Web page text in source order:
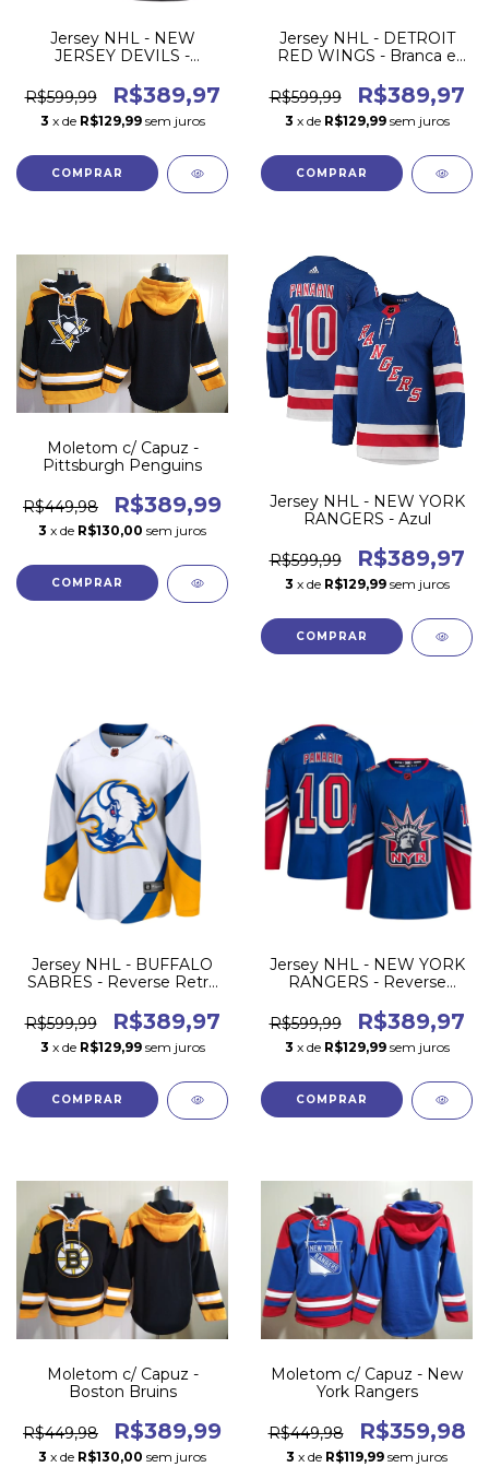
Jersey NHL - NEW
JERSEY DEVILS -
R$599,99
R$389,97
3 x de R$129,99 sem juros
COMPRAR
Jersey NHL - DETROIT
RED WINGS - Branca e
R$599,99
R$389,97
3 x de R$129,99 sem juros
COMPRAR
Moletom c/ Capuz -
Pittsburgh Penguins
R$449,98 R$389,99
3 x de R$130,00 sem juros
COMPRAR
Jersey NHL - NEW YORK
RANGERS - Azul
R$599,99 R$389,97
3 x de R$129,99 sem juros
COMPRAR
Jersey NHL - BUFFALO
SABRES - Reverse Retrô
R$599,99
R$389,97
3 x de R$129,99 sem juros
COMPRAR
Jersey NHL - NEW YORK
RANGERS - Reverse
R$599,99
R$389,97
3 x de R$129,99 sem juros
COMPRAR
Moletom c/ Capuz -
Boston Bruins
R$449,98 R$389,99
3 x de R$130,00 sem juros
Moletom c/ Capuz - New
York Rangers
R$449,98 R$359,98
3 x de R$119,99 sem juros